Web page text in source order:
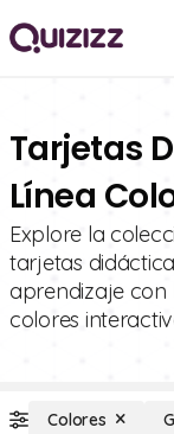
Tarjetas
Línea
Explore la
tarjetas
aprendizaje con
colores
Colores